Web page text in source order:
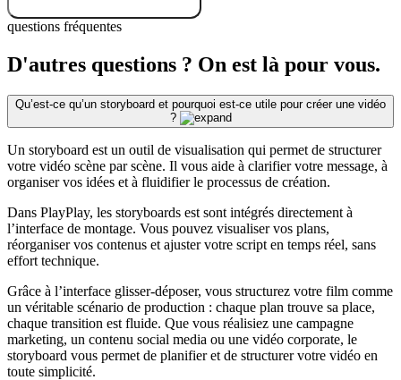
questions fréquentes
D'autres questions ? On est là pour vous.
Qu’est-ce qu’un storyboard et pourquoi est-ce utile pour créer une vidéo
?
Un storyboard est un outil de visualisation qui permet de structurer
votre vidéo scène par scène. Il vous aide à clarifier votre message, à
organiser vos idées et à fluidifier le processus de création.
Dans PlayPlay, les storyboards est sont intégrés directement à
l’interface de montage. Vous pouvez visualiser vos plans,
réorganiser vos contenus et ajuster votre script en temps réel, sans
effort technique.
Grâce à l’interface glisser-déposer, vous structurez votre film comme
un véritable scénario de production : chaque plan trouve sa place,
chaque transition est fluide. Que vous réalisiez une campagne
marketing, un contenu social media ou une vidéo corporate, le
storyboard vous permet de planifier et de structurer votre vidéo en
toute simplicité.